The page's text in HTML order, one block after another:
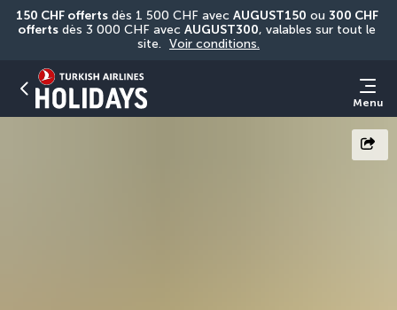
150 CHF offerts dès 1 500 CHF avec AUGUST150 ou 300 CHF
offerts dès 3 000 CHF avec AUGUST300, valables sur tout le
site. Voir conditions.
Menu